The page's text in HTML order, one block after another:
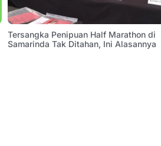
Tersangka Penipuan Half Marathon di
Samarinda Tak Ditahan, Ini Alasannya